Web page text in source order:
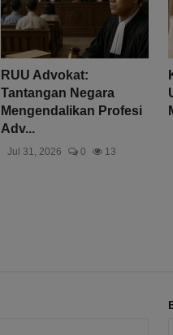
RUU Advokat:
Tantangan Negara
Mengendalikan Profesi
Adv...
Jul 31, 2026 0 13